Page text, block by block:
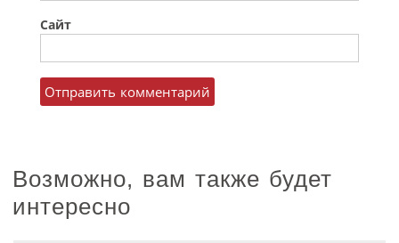
Сайт
Возможно, вам также будет
интересно